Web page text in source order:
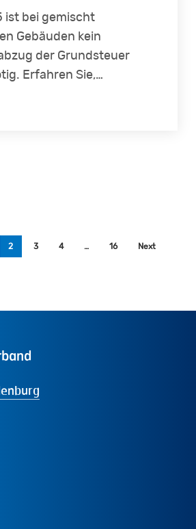
ist bei gemischt
Gebäuden kein
der Grundsteuer
Erfahren Sie,…
2 3 4 … 16 Next